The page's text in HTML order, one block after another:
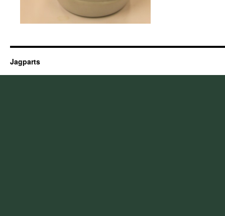
Jagparts